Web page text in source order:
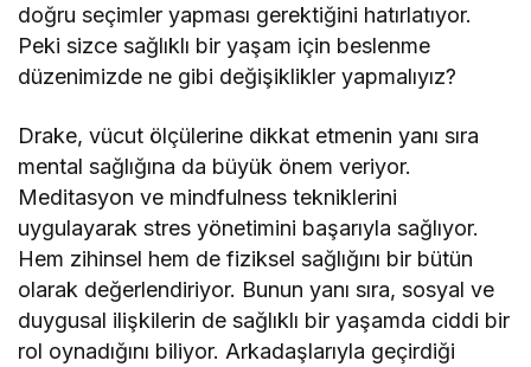
doğru seçimler yapması gerektiğini hatırlatıyor.
Peki sizce sağlıklı bir yaşam için beslenme
düzenimizde ne gibi değişiklikler yapmalıyız?
Drake, vücut ölçülerine dikkat etmenin yanı sıra
mental sağlığına da büyük önem veriyor.
Meditasyon ve mindfulness tekniklerini
uygulayarak stres yönetimini başarıyla sağlıyor.
Hem zihinsel hem de fiziksel sağlığını bir bütün
olarak değerlendiriyor. Bunun yanı sıra, sosyal ve
duygusal ilişkilerin de sağlıklı bir yaşamda ciddi bir
rol oynadığını biliyor. Arkadaşlarıyla geçirdiği